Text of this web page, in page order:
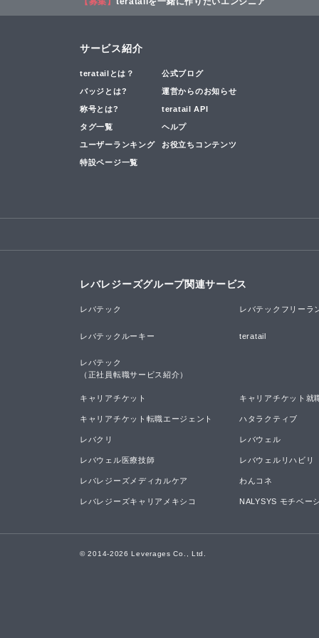
サービス紹介
teratailとは？ 公式ブログ
バッジとは? 運営からのお知らせ
称号とは? teratail API
タグ一覧 ヘルプ
ユーザーランキング お役立ちコンテンツ
特設ページ一覧
レバレジーズグループ関連サービス
レバテック レバテックフリーラ
レバテックルーキー teratail
レバテック
（正社員転職サービス紹介）
キャリアチケット キャリアチケット就
キャリアチケット転職エージェント ハタラクティブ
レバクリ レバウェル
レバウェル医療技師 レバウェルリハビリ
レバレジーズメディカルケア わんコネ
レバレジーズキャリアメキシコ NALYSYS モチベー
© 2014-2026 Leverages Co., Ltd.